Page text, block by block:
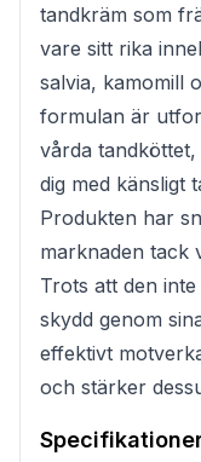
tandkräm som
vare sitt rika
salvia, kamomill
formulan är
vårda
dig med känsligt
Produkten har
marknaden tack
Trots att den
skydd genom
effektivt
och stärker